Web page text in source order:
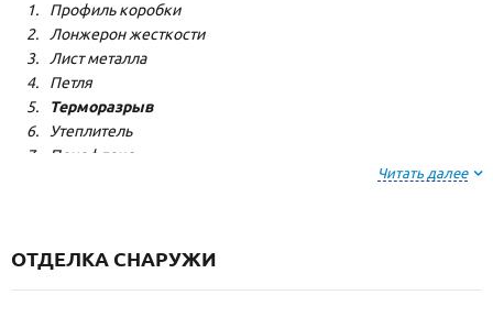
Профиль коробки
Лонжерон жесткости
Лист металла
Петля
Терморазрыв
Утеплитель
Пенофлекс
Резиновый уплотнитель
Читать далее
ОТДЕЛКА СНАРУЖИ